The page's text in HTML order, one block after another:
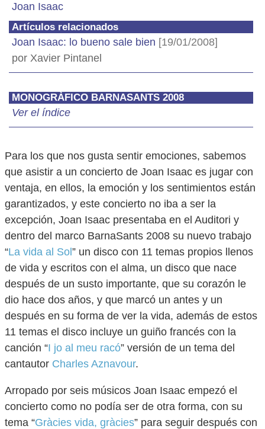
Joan Isaac
Artículos relacionados
Joan Isaac: lo bueno sale bien [19/01/2008]
por Xavier Pintanel
MONOGRÀFICO BARNASANTS 2008
Ver el índice
Para los que nos gusta sentir emociones, sabemos
que asistir a un concierto de Joan Isaac es jugar con
ventaja, en ellos, la emoción y los sentimientos están
garantizados, y este concierto no iba a ser la
excepción, Joan Isaac presentaba en el Auditori y
dentro del marco BarnaSants 2008 su nuevo trabajo
“La vida al Sol ” un disco con 11 temas propios llenos
de vida y escritos con el alma, un disco que nace
después de un susto importante, que su corazón le
dio hace dos años, y que marcó un antes y un
después en su forma de ver la vida, además de estos
11 temas el disco incluye un guiño francés con la
canción “I jo al meu racó” versión de un tema del
cantautor Charles Aznavour.
Arropado por seis músicos Joan Isaac empezó el
concierto como no podía ser de otra forma, con su
tema “Gràcies vida, gràcies” para seguir después con